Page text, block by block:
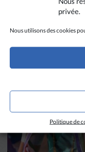
privée.
Nous utilisons des cookies
Politique de
A